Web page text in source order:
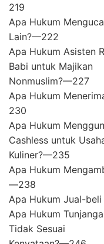
219
Apa Hukum
Lain?—222
Apa Hukum Asisten
Babi untuk Majikan
Nonmuslim?—227
Apa Hukum
230
Apa Hukum
Cashless untuk
Kuliner?—235
Apa Hukum
—238
Apa Hukum Jual-
Apa Hukum
Tidak Sesuai